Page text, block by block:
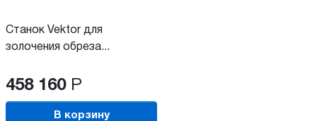
Станок Vektor для
золочения обреза...
458 160 Р
В корзину